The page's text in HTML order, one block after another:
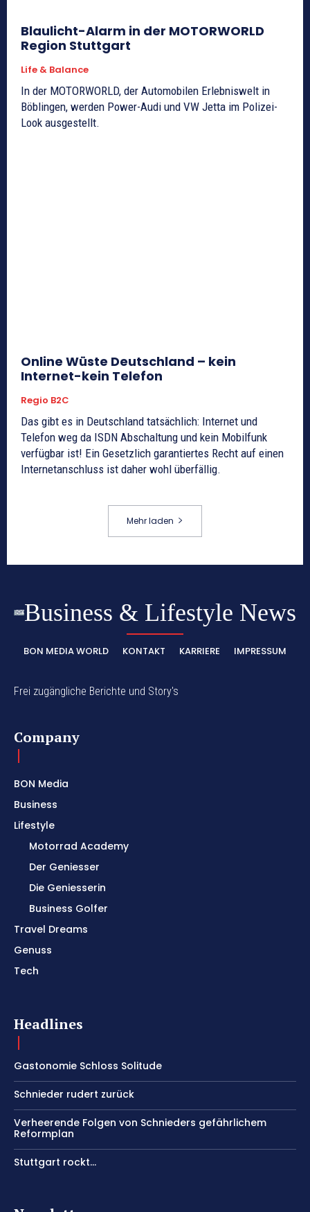
Blaulicht-Alarm in der MOTORWORLD
Region Stuttgart
Life & Balance
In der MOTORWORLD, der Automobilen Erlebniswelt in
Böblingen, werden Power-Audi und VW Jetta im Polizei-
Look ausgestellt.
Online Wüste Deutschland – kein
Internet-kein Telefon
Regio B2C
Das gibt es in Deutschland tatsächlich: Internet und
Telefon weg da ISDN Abschaltung und kein Mobilfunk
verfügbar ist! Ein Gesetzlich garantiertes Recht auf einen
Internetanschluss ist daher wohl überfällig.
Mehr laden
Business & Lifestyle News
BON MEDIA WORLD KONTAKT KARRIERE IMPRESSUM
Frei zugängliche Berichte und Story's
Company
BON Media
Business
Lifestyle
Motorrad Academy
Der Geniesser
Die Geniesserin
Business Golfer
Travel Dreams
Genuss
Tech
Headlines
Gastonomie Schloss Solitude
Schnieder rudert zurück
Verheerende Folgen von Schnieders gefährlichem
Reformplan
Stuttgart rockt…